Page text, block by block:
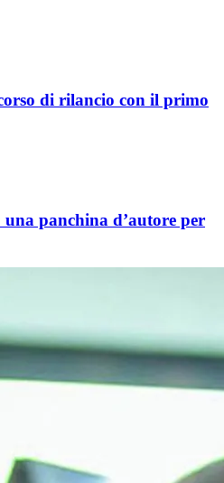
di rilancio con il primo
panchina d’autore per